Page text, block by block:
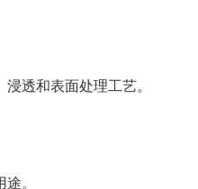
透和表面处理工艺。
。